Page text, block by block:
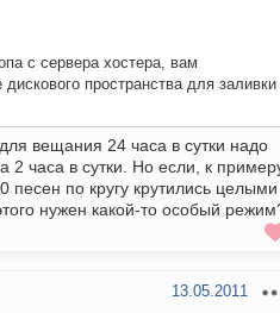
с сервера хостера, вам
пространства для заливки
вещания 24 часа в сутки надо
2 часа в сутки. Но если, к
песен по кругу крутились целыми
нужен какой-то особый
13.05.2011